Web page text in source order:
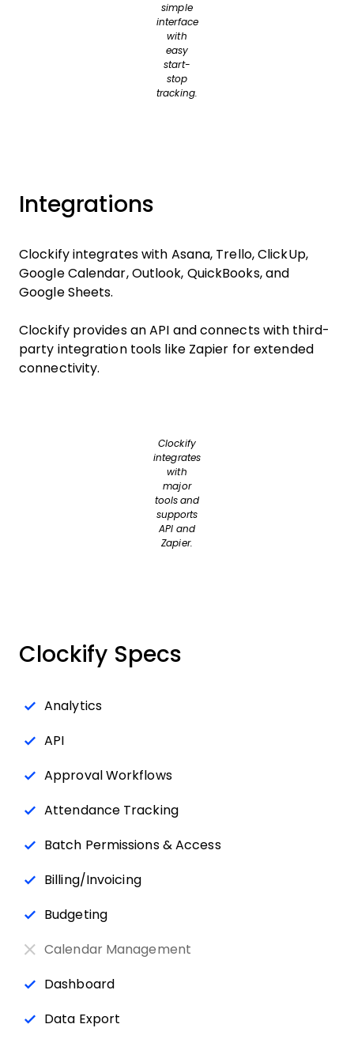
simple
interface
with
easy
start-
stop
tracking.
Integrations
Clockify integrates with Asana, Trello, ClickUp,
Google Calendar, Outlook, QuickBooks, and
Google Sheets.
Clockify provides an API and connects with third-
party integration tools like Zapier for extended
connectivity.
Clockify
integrates
with
major
tools and
supports
API and
Zapier.
Clockify Specs
Analytics
API
Approval Workflows
Attendance Tracking
Batch Permissions & Access
Billing/Invoicing
Budgeting
Calendar Management
Dashboard
Data Export